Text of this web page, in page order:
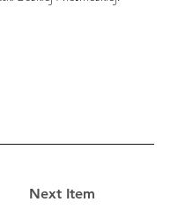
Next Item